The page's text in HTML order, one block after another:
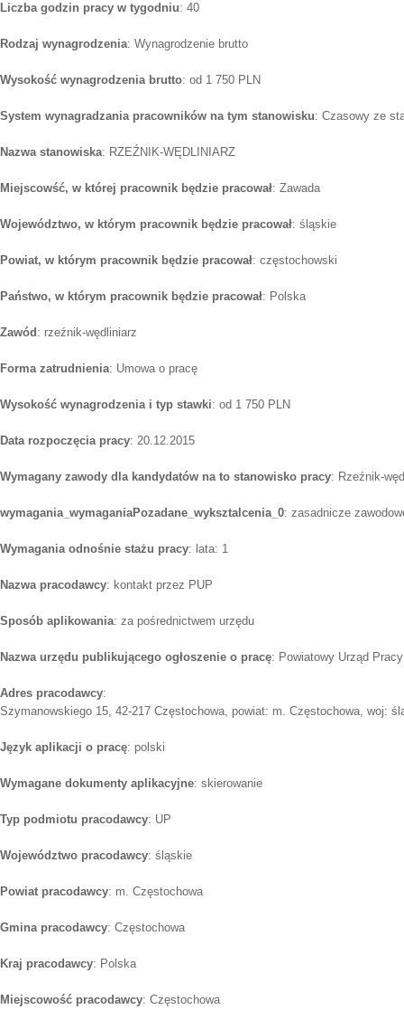
Liczba godzin pracy w tygodniu: 40
Rodzaj wynagrodzenia: Wynagrodzenie brutto
Wysokość wynagrodzenia brutto: od 1 750 PLN
System wynagradzania pracowników na tym stanowisku: Czasowy ze
Nazwa stanowiska: RZEŹNIK-WĘDLINIARZ
Miejscowść, w której pracownik będzie pracował: Zawada
Województwo, w którym pracownik będzie pracował: śląskie
Powiat, w którym pracownik będzie pracował: częstochowski
Państwo, w którym pracownik będzie pracował: Polska
Zawód : rzeźnik-wędliniarz
Forma zatrudnienia: Umowa o pracę
Wysokość wynagrodzenia i typ stawki: od 1 750 PLN
Data rozpoczęcia pracy: 20.12.2015
Wymagany zawody dla kandydatów na to stanowisko pracy: Rzeźnik-
wymagania_wymaganiaPozadane_wyksztalcenia_0: zasadnicze
Wymagania odnośnie stażu pracy: lata: 1
Nazwa pracodawcy: kontakt przez PUP
Sposób aplikowania: za pośrednictwem urzędu
Nazwa urzędu publikującego ogłoszenie o pracę: Powiatowy Urząd
Adres pracodawcy:
Szymanowskiego 15, 42-217 Częstochowa, powiat: m. Częstochowa, woj:
Język aplikacji o pracę: polski
Wymagane dokumenty aplikacyjne: skierowanie
Typ podmiotu pracodawcy: UP
Województwo pracodawcy: śląskie
Powiat pracodawcy: m. Częstochowa
Gmina pracodawcy: Częstochowa
Kraj pracodawcy: Polska
Miejscowość pracodawcy: Częstochowa